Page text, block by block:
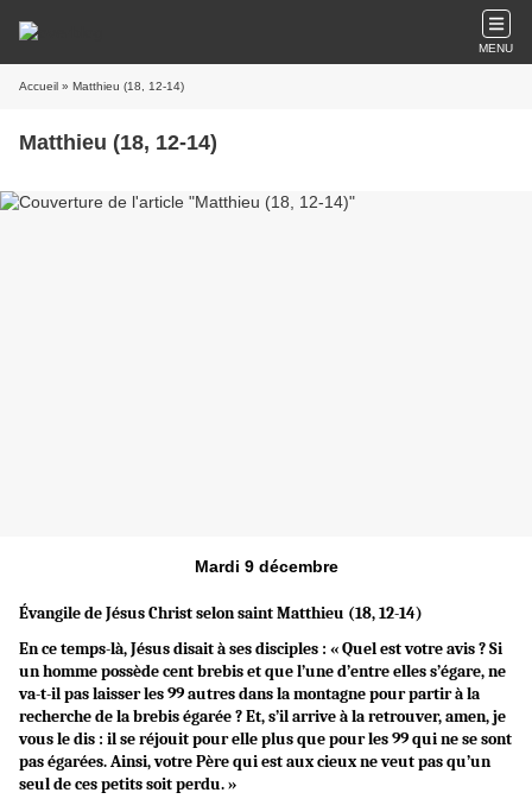
MENU
Accueil » Matthieu (18, 12-14)
Matthieu (18, 12-14)
Mardi 9 décembre
Évangile de Jésus Christ selon saint Matthieu (18, 12-14)
En ce temps-là, Jésus disait à ses disciples : « Quel est votre avis ? Si
un homme possède cent brebis et que l’une d’entre elles s’égare, ne
va-t-il pas laisser les 99 autres dans la montagne pour partir à la
recherche de la brebis égarée ? Et, s’il arrive à la retrouver, amen, je
vous le dis : il se réjouit pour elle plus que pour les 99 qui ne se sont
pas égarées. Ainsi, votre Père qui est aux cieux ne veut pas qu’un
seul de ces petits soit perdu. »